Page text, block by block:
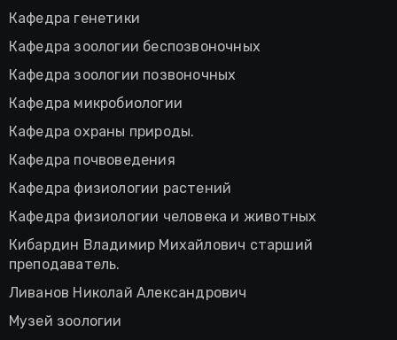
Кафедра генетики
Кафедра зоологии беспозвоночных
Кафедра зоологии позвоночных
Кафедра микробиологии
Кафедра охраны природы.
Кафедра почвоведения
Кафедра физиологии растений
Кафедра физиологии человека и животных
Кибардин Владимир Михайлович старший
преподаватель.
Ливанов Николай Александрович
Музей зоологии